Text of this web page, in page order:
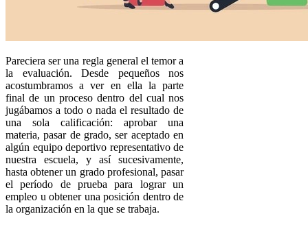
Pareciera ser una regla general el temor a
la evaluación. Desde pequeños nos
acostumbramos a ver en ella la parte
final de un proceso dentro del cual nos
jugábamos a todo o nada el resultado de
una sola calificación: aprobar una
materia, pasar de grado, ser aceptado en
algún equipo deportivo representativo de
nuestra escuela, y así sucesivamente,
hasta obtener un grado profesional, pasar
el período de prueba para lograr un
empleo u obtener una posición dentro de
la organización en la que se trabaja.